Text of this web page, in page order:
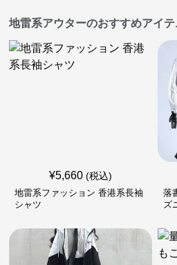
地雷系アウターのおすすめアイテ
¥5,660 (税込)
地雷系ファッション 香港系長袖
シャツ
落
ズ